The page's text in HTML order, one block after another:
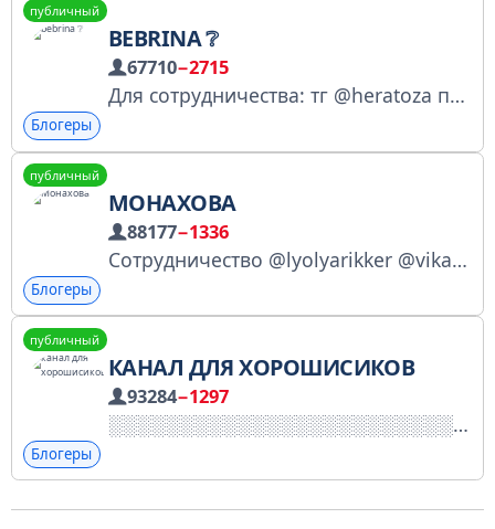
публичный
BEBRINA ❔
67710−2715
Для сотрудничества: тг @heratoza почта smmkirey@gmail.com TW: https://www.twitch.tv/b3brina ПРИВАТКА: https://t.me/beebrah/6122 YT: https://www.youtube.com/@b3brinaz
Блогеры
публичный
МОНАХОВА
88177−1336
Сотрудничество @lyolyarikker @vika_salv Мой паблик ВК https://vk.com/korocherecipe https://knd.gov.ru/license?id=67322c923438580dea79b4cf&registryType=bloggersPermission
Блогеры
публичный
КАНАЛ ДЛЯ ХОРОШИСИКОВ
93284−1297
Блогеры